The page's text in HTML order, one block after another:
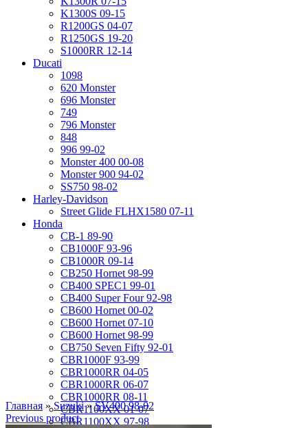
K1300S 09-15
R1200GS 04-07
R1250GS 19-20
S1000RR 12-14
Ducati
1098
620 Monster
696 Monster
749
796 Monster
848
996 99-02
Monster 400 00-08
Monster 900 94-02
SS750 98-02
Harley-Davidson
Street Glide FLHX1580 07-11
Honda
CB-1 89-90
CB1000F 93-96
CB1000R 09-14
CB250 Hornet 98-99
CB400 SPEC1 99-01
CB400 Super Four 92-98
CB600 Hornet 00-02
CB600 Hornet 07-10
CB600 Hornet 98-99
CB750 Seven Fifty 92-01
CBR1000F 93-99
CBR1000RR 04-05
CBR1000RR 06-07
CBR1000RR 08-11
CBR1100XX 01-07
CBR1100XX 97-98
Главная »Suzuki»SV400 98-02
Previous product